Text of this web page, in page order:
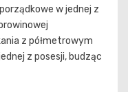
w jednej z
z półmetrowym
z posesji, budząc